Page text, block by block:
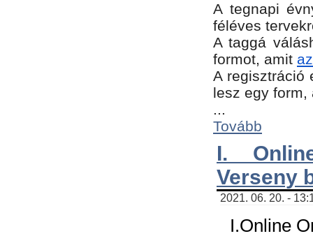
A tegnapi
féléves
A taggá
formot, amit
A regisztráció
lesz egy
...
Tovább
I.
Verseny
2021. 06. 20. -
I.Online